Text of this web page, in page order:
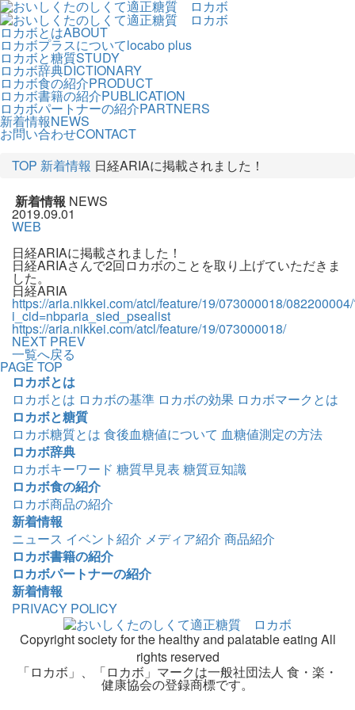
ロカボとはABOUT
ロカボプラスについてlocabo plus
ロカボと糖質STUDY
ロカボ辞典DICTIONARY
ロカボ食の紹介PRODUCT
ロカボ書籍の紹介PUBLICATION
ロカボパートナーの紹介PARTNERS
新着情報NEWS
お問い合わせCONTACT
TOP 新着情報 日経ARIAに掲載されました！
新着情報 NEWS
2019.09.01
WEB
日経ARIAに掲載されました！
日経ARIAさんで2回ロカボのことを取り上げていただきま
した。
日経ARIA
https://aria.nikkei.com/atcl/feature/19/073000018/
i_cid=nbparia_sied_psealist
https://aria.nikkei.com/atcl/feature/19/073000018/
NEXT PREV
一覧へ戻る
PAGE TOP
ロカボとは
ロカボとは ロカボの基準 ロカボの効果 ロカボマークとは
ロカボと糖質
ロカボ糖質とは 食後血糖値について 血糖値測定の方法
ロカボ辞典
ロカボキーワード 糖質早見表 糖質豆知識
ロカボ食の紹介
ロカボ商品の紹介
新着情報
ニュース イベント紹介 メディア紹介 商品紹介
ロカボ書籍の紹介
ロカボパートナーの紹介
新着情報
PRIVACY POLICY
Copyright society for the healthy and palatable eating All
rights reserved
「ロカボ」、「ロカボ」マークは一般社団法人 食・楽・
健康協会の登録商標です。